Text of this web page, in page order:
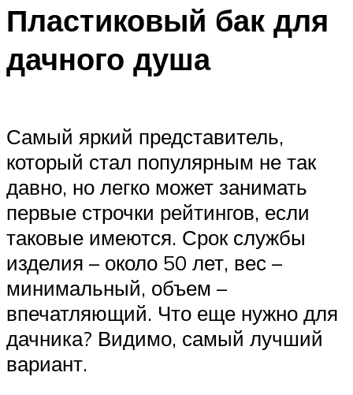
Пластиковый бак для
дачного душа
Самый яркий представитель,
который стал популярным не так
давно, но легко может занимать
первые строчки рейтингов, если
таковые имеются. Срок службы
изделия – около 50 лет, вес –
минимальный, объем –
впечатляющий. Что еще нужно для
дачника? Видимо, самый лучший
вариант.